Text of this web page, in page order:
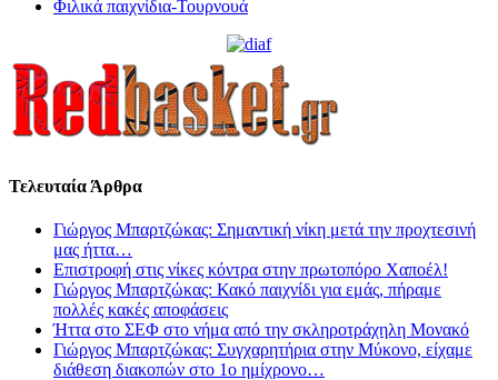
Φιλικά παιχνίδια-Τουρνουά
Τελευταία Άρθρα
Γιώργος Μπαρτζώκας: Σημαντική νίκη μετά την προχτεσινή
μας ήττα…
Επιστροφή στις νίκες κόντρα στην πρωτοπόρο Χαποέλ!
Γιώργος Μπαρτζώκας: Κακό παιχνίδι για εμάς, πήραμε
πολλές κακές αποφάσεις
Ήττα στο ΣΕΦ στο νήμα από την σκληροτράχηλη Μονακό
Γιώργος Μπαρτζώκας: Συγχαρητήρια στην Μύκονο, είχαμε
διάθεση διακοπών στο 1ο ημίχρονο…